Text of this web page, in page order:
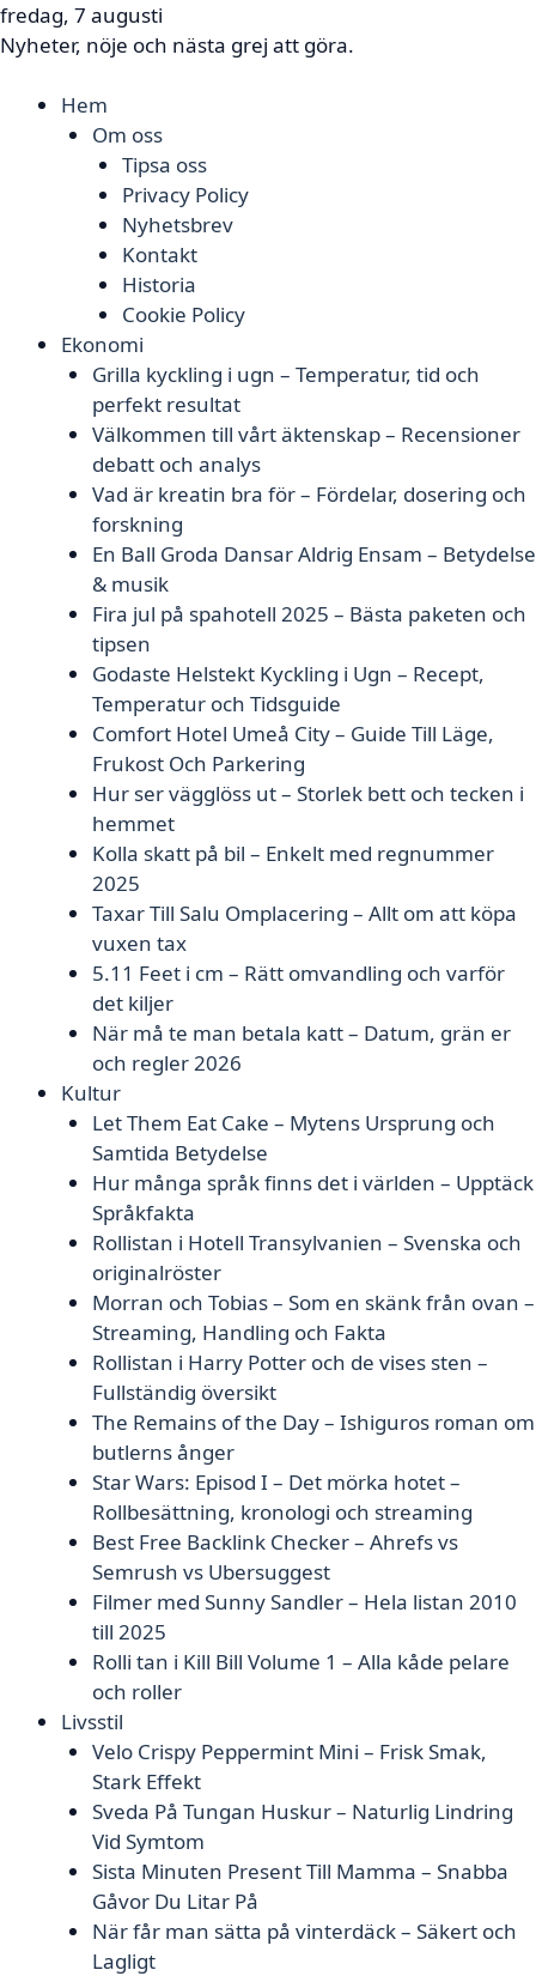
fredag, 7 augusti
Nyheter, nöje och nästa grej att göra.
Hem
Om oss
Tipsa oss
Privacy Policy
Nyhetsbrev
Kontakt
Historia
Cookie Policy
Ekonomi
Grilla kyckling i ugn – Temperatur, tid och
perfekt resultat
Välkommen till vårt äktenskap – Recensioner
debatt och analys
Vad är kreatin bra för – Fördelar, dosering och
forskning
En Ball Groda Dansar Aldrig Ensam – Betydelse
& musik
Fira jul på spahotell 2025 – Bästa paketen och
tipsen
Godaste Helstekt Kyckling i Ugn – Recept,
Temperatur och Tidsguide
Comfort Hotel Umeå City – Guide Till Läge,
Frukost Och Parkering
Hur ser vägglöss ut – Storlek bett och tecken i
hemmet
Kolla skatt på bil – Enkelt med regnummer
2025
Taxar Till Salu Omplacering – Allt om att köpa
vuxen tax
5.11 Feet i cm – Rätt omvandling och varför
det kiljer
När må te man betala katt – Datum, grän er
och regler 2026
Kultur
Let Them Eat Cake – Mytens Ursprung och
Samtida Betydelse
Hur många språk finns det i världen – Upptäck
Språkfakta
Rollistan i Hotell Transylvanien – Svenska och
originalröster
Morran och Tobias – Som en skänk från ovan –
Streaming, Handling och Fakta
Rollistan i Harry Potter och de vises sten –
Fullständig översikt
The Remains of the Day – Ishiguros roman om
butlerns ånger
Star Wars: Episod I – Det mörka hotet –
Rollbesättning, kronologi och streaming
Best Free Backlink Checker – Ahrefs vs
Semrush vs Ubersuggest
Filmer med Sunny Sandler – Hela listan 2010
till 2025
Rolli tan i Kill Bill Volume 1 – Alla kåde pelare
och roller
Livsstil
Velo Crispy Peppermint Mini – Frisk Smak,
Stark Effekt
Sveda På Tungan Huskur – Naturlig Lindring
Vid Symtom
Sista Minuten Present Till Mamma – Snabba
Gåvor Du Litar På
När får man sätta på vinterdäck – Säkert och
Lagligt